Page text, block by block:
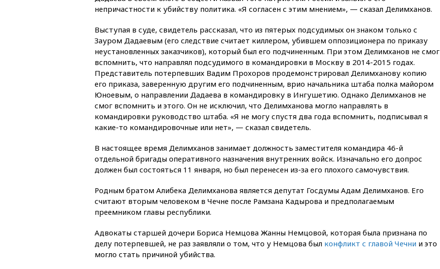
04:00Мирошник: России стоит
украинского конфликта
03:16Трамп заявил, что
предпочел бы соглашение с
Ираном
02:06Лантратова: судьба
сотни жителей Курской
области все еще неизвестна
01:10МИД РФ: ЕС пытается
сохранить мобилизационный
Девочка с «маской
Бэтмена» показала лицо
после последней операции
Российского
арестовали в Израиле
вчера, 23:00 Пост Дмитриева в
непричастности к убийству политика. «Я согласен с этим мнением», — сказал Делимханов.
Выступая в суде, свидетель рассказал, что из пятерых подсудимых он знаком только с
Зауром Дадаевым (его следствие считает киллером, убившем оппозиционера по приказу
неустановленных заказчиков), который был его подчиненным. При этом Делимханов не смог
вспомнить, что направлял подсудимого в командировки в Москву в 2014-2015 годах.
Представитель потерпевших Вадим Прохоров продемонстрировал Делимханову копию
его приказа, заверенную другим его подчиненным, врио начальника штаба полка майором
Юноевым, о направлении Дадаева в командировку в Ингушетию. Однако Делимханов не
смог вспомнить и этого. Он не исключил, что Делимханова могло направлять в
командировки руководство штаба. «Я не могу спустя два года вспомнить, подписывал я
какие-то командировочные или нет», — сказал свидетель.
В настоящее время Делимханов занимает должность заместителя командира 46-й
отдельной бригады оперативного назначения внутренних войск. Изначально его допрос
должен был состояться 11 января, но был перенесен из-за его плохого самочувствия.
Родным братом Алибека Делимханова является депутат Госдумы Адам Делимханов. Его
считают вторым человеком в Чечне после Рамзана Кадырова и предполагаемым
преемником главы республики.
Адвокаты старшей дочери Бориса Немцова Жанны Немцовой, которая была признана по
делу потерпевшей, не раз заявляли о том, что у Немцова был конфликт с главой Чечни и это
могло стать причиной убийства.